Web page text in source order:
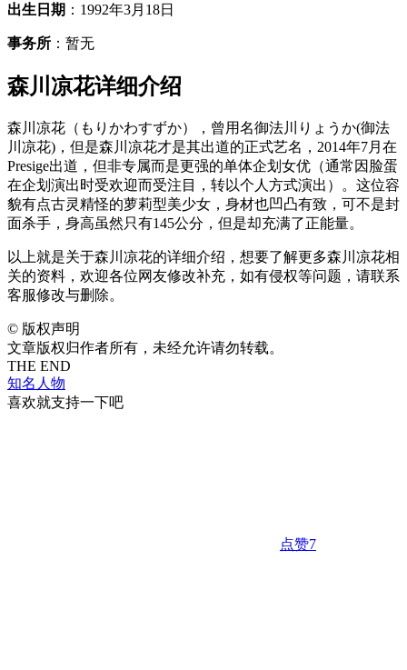
出生日期 ：1992年3月18日
事务所 ：暂无
森川凉花详细介绍
森川凉花（もりかわすずか），曾用名御法川りょうか(御法
川凉花)，但是森川凉花才是其出道的正式艺名，2014年7月在
Presige出道，但非专属而是更强的单体企划女优（通常因脸蛋
在企划演出时受欢迎而受注目，转以个人方式演出）。这位容
貌有点古灵精怪的萝莉型美少女，身材也凹凸有致，可不是封
面杀手，身高虽然只有145公分，但是却充满了正能量。
以上就是关于森川凉花的详细介绍，想要了解更多森川凉花相
关的资料，欢迎各位网友修改补充，如有侵权等问题，请联系
客服修改与删除。
© 版权声明
文章版权归作者所有，未经允许请勿转载。
THE END
知名人物
喜欢就支持一下吧
点赞7